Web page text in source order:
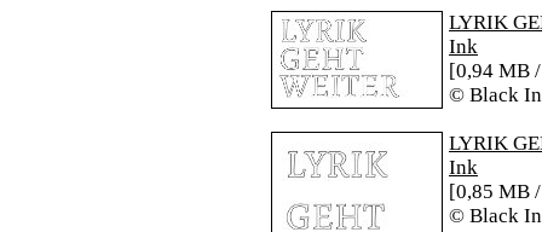
LYRIK
Ink
[0,94 MB
© Black
LYRIK
Ink
[0,85 MB
© Black